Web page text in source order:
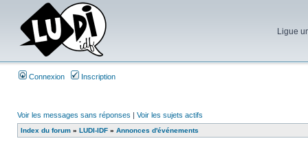
Ligue
Connexion Inscription
Voir les messages sans réponses | Voir les sujets actifs
Index du forum » LUDI-IDF » Annonces d'événements